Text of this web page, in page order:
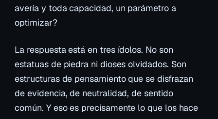
avería y toda capacidad, un parámetro a
optimizar?
La respuesta está en tres ídolos. No son
estatuas de piedra ni dioses olvidados. Son
estructuras de pensamiento que se disfrazan
de evidencia, de neutralidad, de sentido
común. Y eso es precisamente lo que los hace